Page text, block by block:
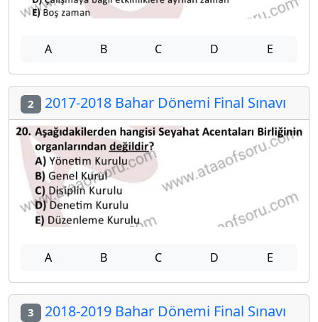
A B C D E
2 2017-2018 Bahar Dönemi Final Sınavı
A B C D E
3 2018-2019 Bahar Dönemi Final Sınavı